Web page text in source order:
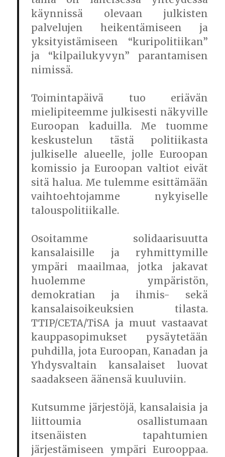
käynnissä olevaan julkisten
palvelujen heikentämiseen ja
yksityistämiseen “kuripolitiikan”
ja “kilpailukyvyn” parantamisen
nimissä.
Toimintapäivä tuo eriävän
mielipiteemme julkisesti näkyville
Euroopan kaduilla. Me tuomme
keskustelun tästä politiikasta
julkiselle alueelle, jolle Euroopan
komissio ja Euroopan valtiot eivät
sitä halua. Me tulemme esittämään
vaihtoehtojamme nykyiselle
talouspolitiikalle.
Osoitamme solidaarisuutta
kansalaisille ja ryhmittymille
ympäri maailmaa, jotka jakavat
huolemme ympäristön,
demokratian ja ihmis- sekä
kansalaisoikeuksien tilasta.
TTIP/CETA/TiSA ja muut vastaavat
kauppasopimukset pysäytetään
puhdilla, jota Euroopan, Kanadan ja
Yhdysvaltain kansalaiset luovat
saadakseen äänensä kuuluviin.
Kutsumme järjestöjä, kansalaisia ja
liittoumia osallistumaan
itsenäisten tapahtumien
järjestämiseen ympäri Eurooppaa.